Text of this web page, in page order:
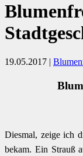
19.05.2017 |
Diesmal, zeige ich
bekam. Ein Strauß